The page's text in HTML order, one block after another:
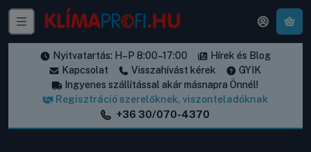
Nyitvatartás: H–P 8:00–17:00
Hírek és Blog
Kapcsolat
Visszahívást kérek
GYIK
Ingyenes szállítással akár másnapra Önnél!
Regisztráció szerelőknek, viszonteladóknak
+36 30/070-4370